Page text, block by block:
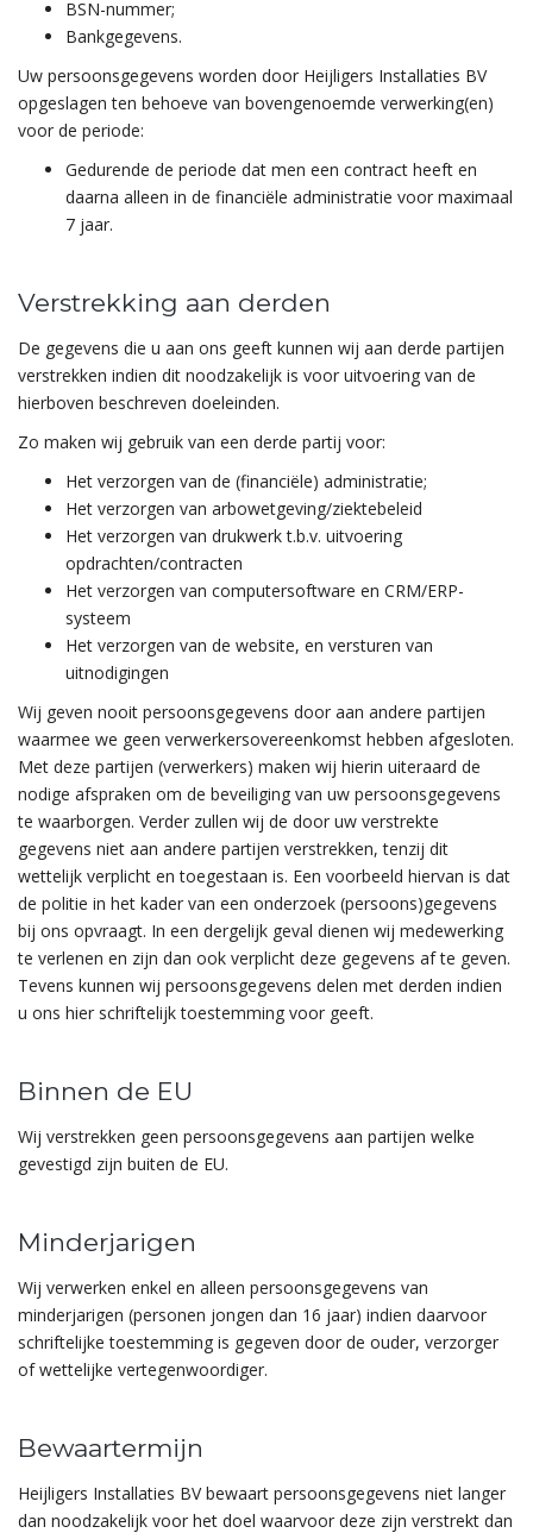
BSN-nummer;
Bankgegevens.
Uw persoonsgegevens worden door Heijligers Installaties BV
opgeslagen ten behoeve van bovengenoemde verwerking(en)
voor de periode:
Gedurende de periode dat men een contract heeft en
daarna alleen in de financiële administratie voor maximaal
7 jaar.
Verstrekking aan derden
De gegevens die u aan ons geeft kunnen wij aan derde partijen
verstrekken indien dit noodzakelijk is voor uitvoering van de
hierboven beschreven doeleinden.
Zo maken wij gebruik van een derde partij voor:
Het verzorgen van de (financiële) administratie;
Het verzorgen van arbowetgeving/ziektebeleid
Het verzorgen van drukwerk t.b.v. uitvoering
opdrachten/contracten
Het verzorgen van computersoftware en CRM/ERP-
systeem
Het verzorgen van de website, en versturen van
uitnodigingen
Wij geven nooit persoonsgegevens door aan andere partijen
waarmee we geen verwerkersovereenkomst hebben afgesloten.
Met deze partijen (verwerkers) maken wij hierin uiteraard de
nodige afspraken om de beveiliging van uw persoonsgegevens
te waarborgen. Verder zullen wij de door uw verstrekte
gegevens niet aan andere partijen verstrekken, tenzij dit
wettelijk verplicht en toegestaan is. Een voorbeeld hiervan is dat
de politie in het kader van een onderzoek (persoons)gegevens
bij ons opvraagt. In een dergelijk geval dienen wij medewerking
te verlenen en zijn dan ook verplicht deze gegevens af te geven.
Tevens kunnen wij persoonsgegevens delen met derden indien
u ons hier schriftelijk toestemming voor geeft.
Binnen de EU
Wij verstrekken geen persoonsgegevens aan partijen welke
gevestigd zijn buiten de EU.
Minderjarigen
Wij verwerken enkel en alleen persoonsgegevens van
minderjarigen (personen jongen dan 16 jaar) indien daarvoor
schriftelijke toestemming is gegeven door de ouder, verzorger
of wettelijke vertegenwoordiger.
Bewaartermijn
Heijligers Installaties BV bewaart persoonsgegevens niet langer
dan noodzakelijk voor het doel waarvoor deze zijn verstrekt dan